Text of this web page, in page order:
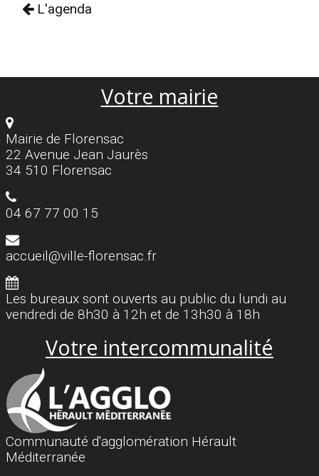
L'agenda
Votre mairie
Mairie de Florensac
22 Avenue Jean Jaurès
34 510 Florensac
04 67 77 00 15
accueil@ville-florensac.fr
Les bureaux sont ouverts au public du lundi au
vendredi de 8h30 à 12h et de 13h30 à 18h
Votre intercommunalité
Communauté d'agglomération Hérault
Méditerranée